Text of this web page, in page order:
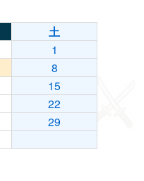
土
1
8
15
22
29